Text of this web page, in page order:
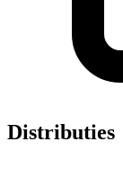
Distributies